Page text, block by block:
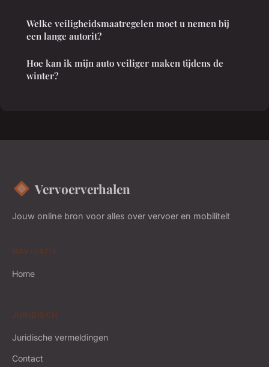
Welke veiligheidsmaatregelen moet u nemen bij
een lange autorit?
Hoe kan ik mijn auto veiliger maken tijdens de
winter?
Vervoerverhalen
Jouw online bron voor alles over vervoer en mobiliteit
NAVIGATIE
Home
JURIDISCH
Juridische vermeldingen
Contact